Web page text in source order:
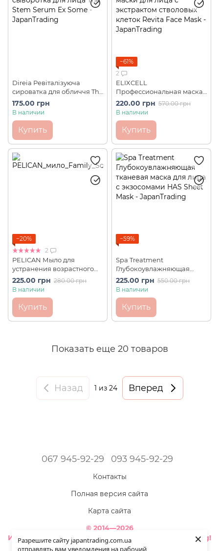
Разрешите сайту japantrading.com.ua
отправлять вам уведомления на рабочий
×
Direia Ревіталізуюча
сироватка для обличчя The
Stem Serum Ex Some
(пробник)
175.00 грн
В наличии
Купить
−61%
2
ELIXCELL
Профессиональная маска
для лица с экстрактом
стволовых клеток Revita
220.00 грн 570.00 грн
В наличии
Купить
−20%
2
PELICAN Мыло для
устранения возрастного
запаха с экстрактом хурмы
Family Soap Medicinal
225.00 грн 280.00 грн
В наличии
Купить
−59%
Spa Treatment
Глубокоувлажняющая
тканевая маска для лица с
экзосомами HAS Sheet
225.00 грн 550.00 грн
В наличии
Купить
Показать еще 20 товаров
Назад 1 из 24 Вперед
067 945-92-29 093 945-92-29
Контакты
Полная версия сайта
Карта сайта
© 2014—2026
Интернет-магазин товаров из Японии - Japan Trading!
Наша красота ярче - когда мы полностью здоровы!